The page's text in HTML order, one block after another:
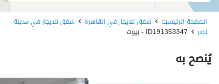
الصفحة الرئيسية شقق للايجار في القاهرة شقق للايجار في مدينة
نصر ID191353347 - بيوت
يُنصح به